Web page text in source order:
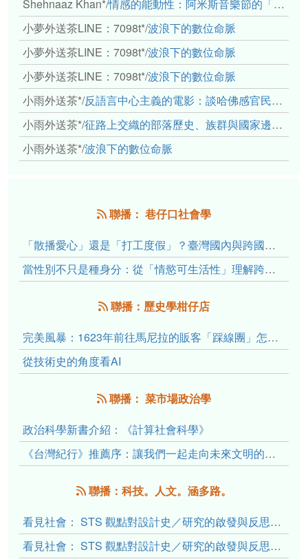
Shehnaaz Khan*/情感的能動性：阿米斯音樂節的「對話觀察」
小夢外送茶LINE：7098t*/波浪下的數位命脈
小夢外送茶LINE：7098t*/波浪下的數位命脈
小夢外送茶LINE：7098t*/波浪下的數位命脈
小雨外送茶*/反語言中心主義的電影：談哈佛感官民族誌實驗室
小雨外送茶*/征路上交織的部落歷史、族群與國家邊界敘事： 《路有多長》、《高砂的翅膀》、《檔案／李光輝》
小雨外送茶*/波浪下的數位命脈
聯播： 巷仔口社會學
「散播愛心」還是「打工度假」？臺灣國內與跨國捐卵的利他修辭、金錢動機與身體代價
當性別不只是種身分：從「情慾可生活性」理解跨性別者的身體、慾望與認同探索
聯播：歷史學柑仔店
完美風暴：1623年前往馬尼拉的販客「踩線團」怎麼會困死於澎湖?
從技術史的角度看AI
聯播： 菜市場政治學
政治科學新書介紹：《計算社會科學》
《台灣紀行》推薦序：讓我們一起走向未來文明的備忘錄
聯播：科技。人文。涵多路。
看見社會： STS 觀點對設計史／研究的啟發與反思（下）
看見社會： STS 觀點對設計史／研究的啟發與反思（上）